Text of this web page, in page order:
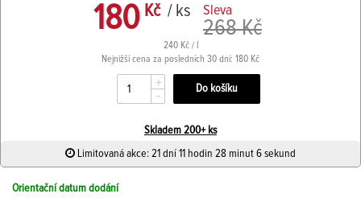
180 Kč / ks Sleva
268 Kč
240 Kč / l
Nejnižší cena za posledních 30 dní: 180 Kč
+
-
Skladem 200+ ks
Limitovaná akce: 21 dní 11 hodin 28 minut 6 sekund
Orientační datum dodání